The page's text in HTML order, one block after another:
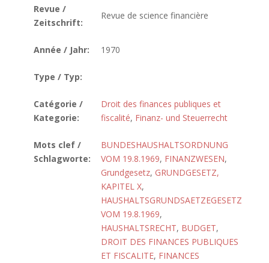
Revue /
Zeitschrift:
Revue de science financière
Année / Jahr: 1970
Type / Typ:
Catégorie /
Kategorie:
Droit des finances publiques et
fiscalité, Finanz- und Steuerrecht
Mots clef /
Schlagworte:
BUNDESHAUSHALTSORDNUNG
VOM 19.8.1969, FINANZWESEN,
Grundgesetz, GRUNDGESETZ,
KAPITEL X,
HAUSHALTSGRUNDSAETZEGESETZ
VOM 19.8.1969,
HAUSHALTSRECHT, BUDGET,
DROIT DES FINANCES PUBLIQUES
ET FISCALITE, FINANCES